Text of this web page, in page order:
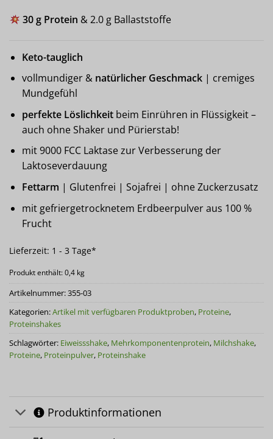
30 g Protein & 2.0 g Ballaststoffe
Keto-tauglich
vollmundiger & natürlicher Geschmack| cremiges
Mundgefühl
perfekte Löslichkeitbeim Einrühren in Flüssigkeit –
auch ohne Shaker und Pürierstab!
mit 9000 FCC Laktase zur Verbesserung der
Laktoseverdauung
Fettarm | Glutenfrei | Sojafrei | ohne Zuckerzusatz
mit gefriergetrocknetem Erdbeerpulver aus 100 %
Frucht
Lieferzeit: 1 - 3 Tage*
Produkt enthält: 0,4 kg
Artikelnummer:355-03
Kategorien:Artikel mit verfügbaren Produktproben, Proteine,
Proteinshakes
Schlagwörter: Eiweissshake, Mehrkomponentenprotein, Milchshake,
Proteine, Proteinpulver, Proteinshake
Produktinformationen